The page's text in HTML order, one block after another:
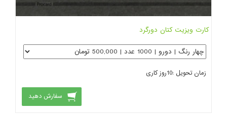
کارت ویزیت کتان دورگرد
زمان تحویل :10روز کاری
سفارش دهید